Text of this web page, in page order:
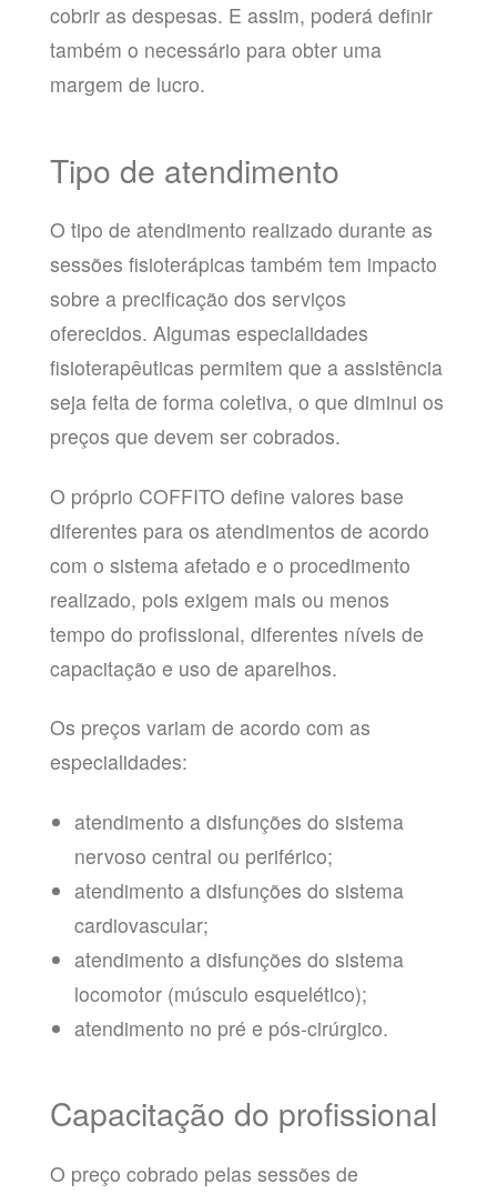
cobrir as despesas. E assim, poderá definir
também o necessário para obter uma
margem de lucro.
Tipo de atendimento
O tipo de atendimento realizado durante as
sessões fisioterápicas também tem impacto
sobre a precificação dos serviços
oferecidos. Algumas especialidades
fisioterapêuticas permitem que a assistência
seja feita de forma coletiva, o que diminui os
preços que devem ser cobrados.
O próprio COFFITO define valores base
diferentes para os atendimentos de acordo
com o sistema afetado e o procedimento
realizado, pois exigem mais ou menos
tempo do profissional, diferentes níveis de
capacitação e uso de aparelhos.
Os preços variam de acordo com as
especialidades:
atendimento a disfunções do sistema
nervoso central ou periférico;
atendimento a disfunções do sistema
cardiovascular;
atendimento a disfunções do sistema
locomotor (músculo esquelético);
atendimento no pré e pós-cirúrgico.
Capacitação do profissional
O preço cobrado pelas sessões de